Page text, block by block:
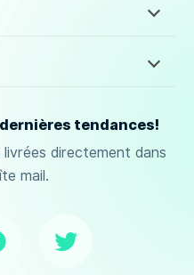
tendances!
directement dans
mail.